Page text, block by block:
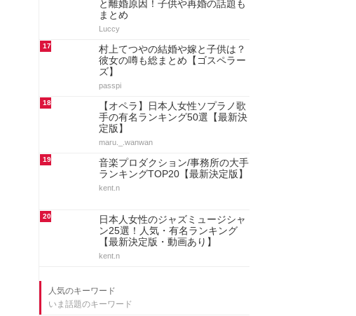
と離婚原因！子供や再婚の話題も
まとめ
Luccy
17
村上てつやの結婚や嫁と子供は？
彼女の噂も総まとめ【ゴスペラー
ズ】
passpi
18
【オペラ】日本人女性ソプラノ歌
手の有名ランキング50選【最新決
定版】
maru._.wanwan
19
音楽プロダクション/事務所の大手
ランキングTOP20【最新決定版】
kent.n
20
日本人女性のジャズミュージシャ
ン25選！人気・有名ランキング
【最新決定版・動画あり】
kent.n
人気のキーワード
いま話題のキーワード